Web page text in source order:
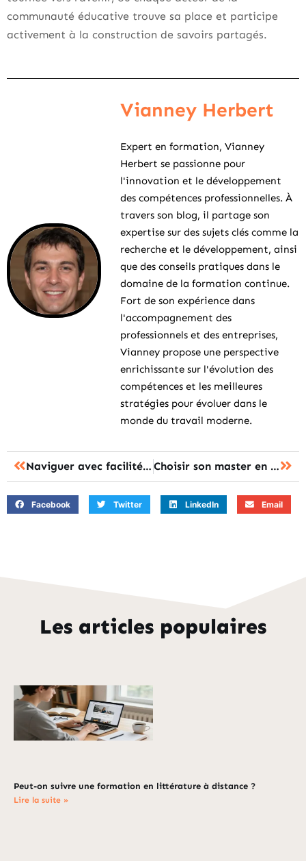
communauté éducative trouve sa place et participe
activement à la construction de savoirs partagés.
Vianney Herbert
Expert en formation, Vianney
Herbert se passionne pour
l'innovation et le développement
des compétences professionnelles. À
travers son blog, il partage son
expertise sur des sujets clés comme la
recherche et le développement, ainsi
que des conseils pratiques dans le
domaine de la formation continue.
Fort de son expérience dans
l'accompagnement des
professionnels et des entreprises,
Vianney propose une perspective
enrichissante sur l'évolution des
compétences et les meilleures
stratégies pour évoluer dans le
monde du travail moderne.
Naviguer avec facilité sur l’ent Léo Picardie pour une scolarité connectée réussie Choisir son master en psychologie : trouver sa voie professionnelle idéale
Facebook Twitter LinkedIn Email
Les articles populaires
Peut-on suivre une formation en littérature à distance ?
Lire la suite »